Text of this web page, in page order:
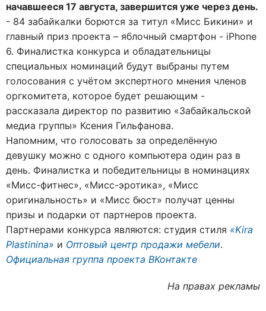
начавшееся 17 августа, завершится уже через день.
- 84 забайкалки борются за титул «Мисс Бикини» и
главный приз проекта – яблочный смартфон - iPhone
6. Финалистка конкурса и обладательницы
специальных номинаций будут выбраны путем
голосования с учётом экспертного мнения членов
оргкомитета, которое будет решающим -
рассказала директор по развитию «Забайкальской
медиа группы» Ксения Гильфанова.
Напомним, что голосовать за определённую
девушку можно с одного компьютера один раз в
день. Финалистка и победительницы в номинациях
«Мисс-фитнес», «Мисс-эротика», «Мисс
оригинальность» и «Мисс бюст» получат ценны
призы и подарки от партнеров проекта.
Партнерами конкурса являются: студия стиля «Kira
Plastinina» и Оптовый центр продажи мебели.
Официальная группа проекта ВКонтакте
На правах рекламы